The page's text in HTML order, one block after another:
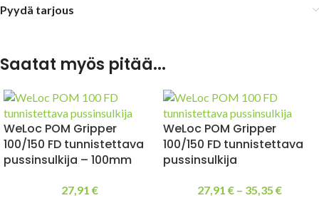
Pyydä tarjous
Saatat myös pitää...
WeLoc POM Gripper
100/150 FD tunnistettava
pussinsulkija – 100mm
27,91 €
WeLoc POM Gripper
100/150 FD tunnistettava
pussinsulkija
27,91 € – 35,35 €